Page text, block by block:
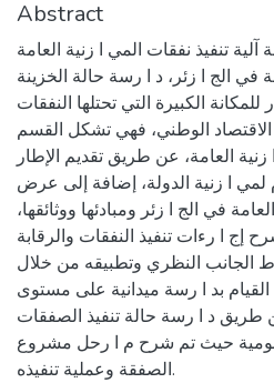
Abstract
تنفيذ نفقات المي ا زنية العامة
في الج ا زئر، د ا رسة حالة الخزينة
الكبيرة التي تحتلها النفقات
الوطني، فهي تشكل القسم
العامة، عن طريق تقديم الإطار
لمي ا زنية الدولة، إضافة إلى عرض
في الج ا زئر ومبادئها ووثائقها،
إج ا رءات تنفيذ النفقات والرقابة
الجانب النظري وتطبيقه من خلال
القيام بد ا رسة ميدانية على مستوى
طريق د ا رسة حالة تنفيذ الصفقات
حيث تم شرح م ا رحل مشروع
الصفقة وعملية تنفيذه.